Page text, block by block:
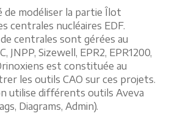
de modéliser la partie Îlot
centrales nucléaires EDF.
centrales sont gérées au
JNPP, Sizewell, EPR2, EPR1200,
est constituée au
les outils CAO sur ces projets.
utilise différents outils Aveva
Diagrams, Admin).